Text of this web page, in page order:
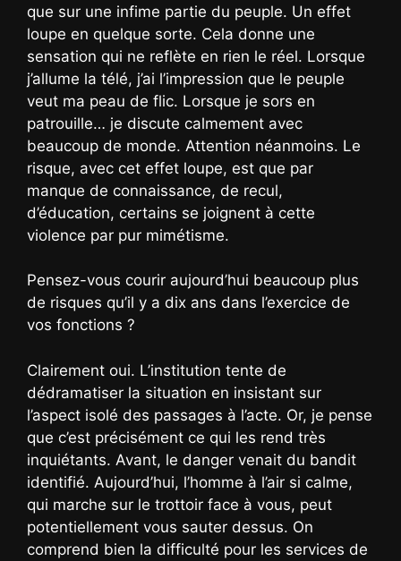
que sur une infime partie du peuple. Un effet
loupe en quelque sorte. Cela donne une
sensation qui ne reflète en rien le réel. Lorsque
j’allume la télé, j’ai l’impression que le peuple
veut ma peau de flic. Lorsque je sors en
patrouille… je discute calmement avec
beaucoup de monde. Attention néanmoins. Le
risque, avec cet effet loupe, est que par
manque de connaissance, de recul,
d’éducation, certains se joignent à cette
violence par pur mimétisme.
Pensez-vous courir aujourd’hui beaucoup plus
de risques qu’il y a dix ans dans l’exercice de
vos fonctions ?
Clairement oui. L’institution tente de
dédramatiser la situation en insistant sur
l’aspect isolé des passages à l’acte. Or, je pense
que c’est précisément ce qui les rend très
inquiétants. Avant, le danger venait du bandit
identifié. Aujourd’hui, l’homme à l’air si calme,
qui marche sur le trottoir face à vous, peut
potentiellement vous sauter dessus. On
comprend bien la difficulté pour les services de